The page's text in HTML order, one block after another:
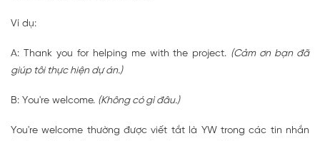
Ví dụ:
A: Thank you for helping me with the project. (Cảm ơn bạn đã
giúp tôi thực hiện dự án.)
B: You're welcome. (Không có gì đâu.)
You're welcome thường được viết tắt là YW trong các tin nhắn